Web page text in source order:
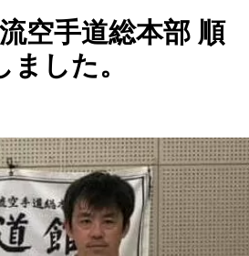
空手道総本部 順
した。